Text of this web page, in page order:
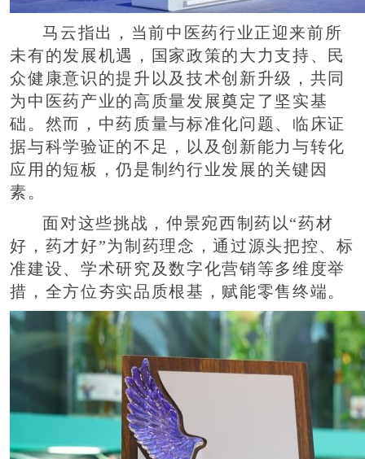
马云指出，当前中医药行业正迎来前所
未有的发展机遇，国家政策的大力支持、民
众健康意识的提升以及技术创新升级，共同
为中医药产业的高质量发展奠定了坚实基
础。然而，中药质量与标准化问题、临床证
据与科学验证的不足，以及创新能力与转化
应用的短板，仍是制约行业发展的关键因
素。
面对这些挑战，仲景宛西制药以“药材
好，药才好”为制药理念，通过源头把控、标
准建设、学术研究及数字化营销等多维度举
措，全方位夯实品质根基，赋能零售终端。